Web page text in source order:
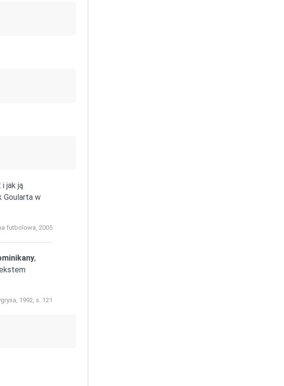
jak ją
Goularta w
futbolowa, 2005
,
1992, s. 121